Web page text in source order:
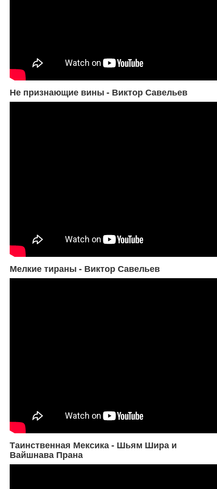
Не признающие вины - Виктор Савельев
Мелкие тираны - Виктор Савельев
Таинственная Мексика - Шьям Шира и
Вайшнава Прана